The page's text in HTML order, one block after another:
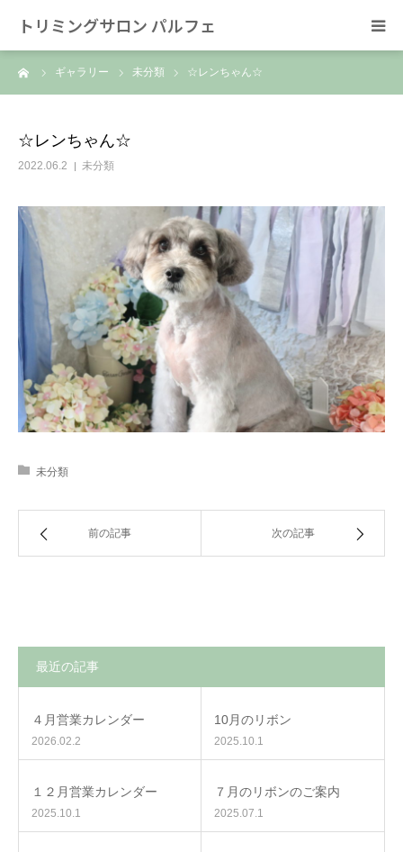
トリミングサロン パルフェ
ギャラリー 未分類 ☆レンちゃん☆
☆レンちゃん☆
2022.06.2 未分類
未分類
前の記事 次の記事
最近の記事
４月営業カレンダー
2026.02.2
10月のリボン
2025.10.1
１２月営業カレンダー
2025.10.1
７月のリボンのご案内
2025.07.1
HOME
スタッフ
SNS/リンク